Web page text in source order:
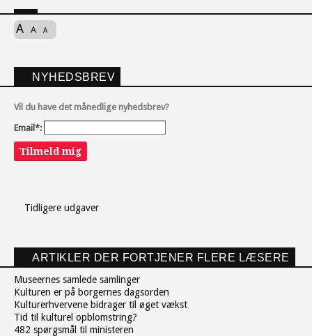
A A A
NYHEDSBREV
Vil du have det månedlige nyhedsbrev?
Email*:
Tilmeld mig
Tidligere udgaver
ARTIKLER DER FORTJENER FLERE LÆSERE
Museernes samlede samlinger
Kulturen er på borgernes dagsorden
Kulturerhvervene bidrager til øget vækst
Tid til kulturel opblomstring?
482 spørgsmål til ministeren